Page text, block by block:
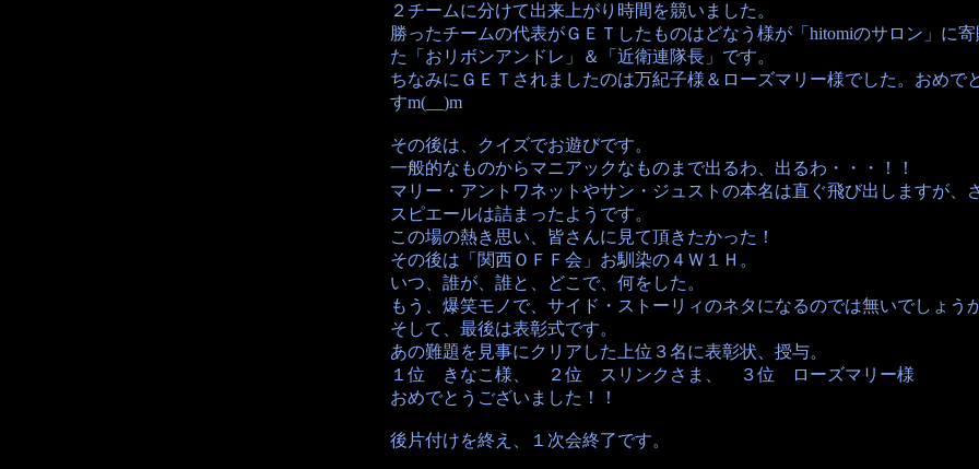
２チームに分けて出来上がり時間を競いました。
勝ったチームの代表がＧＥＴしたものはどなう様が「hitomiのサロン」に
た「おリボンアンドレ」＆「近衛連隊長」です。
ちなみにＧＥＴされましたのは万紀子様＆ローズマリー様でした。おめで
すm(__)m
その後は、クイズでお遊びです。
一般的なものからマニアックなものまで出るわ、出るわ・・・！！
マリー・アントワネットやサン・ジュストの本名は直ぐ飛び出しますが、
スピエールは詰まったようです。
この場の熱き思い、皆さんに見て頂きたかった！
その後は「関西ＯＦＦ会」お馴染の４Ｗ１Ｈ。
いつ、誰が、誰と、どこで、何をした。
もう、爆笑モノで、サイド・ストーリィのネタになるのでは無いでしょう
そして、最後は表彰式です。
あの難題を見事にクリアした上位３名に表彰状、授与。
１位 きなこ様、 ２位 スリンクさま、 ３位 ローズマリー様
おめでとうございました！！
後片付けを終え、１次会終了です。